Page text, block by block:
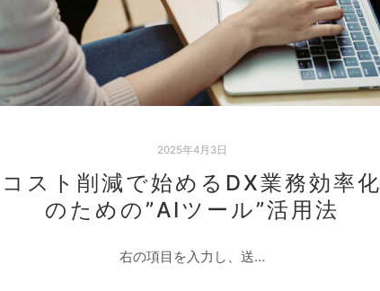
2025年4月3日
コスト削減で始めるDX業務効率化
のための”AIツール”活用法
右の項目を入力し、送…